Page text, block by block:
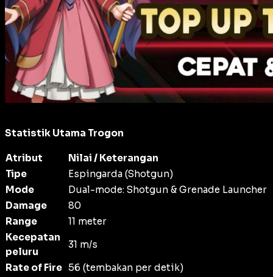
Statistik Utama Trogon
Atribut
Nilai / Keterangan
Tipe
Espingarda (Shotgun)
Mode
Dual-mode: Shotgun & Grenade Launcher
Damage
80
Range
11 meter
Kecepatan
peluru
31 m/s
Rate of Fire 56 (tembakan per detik)